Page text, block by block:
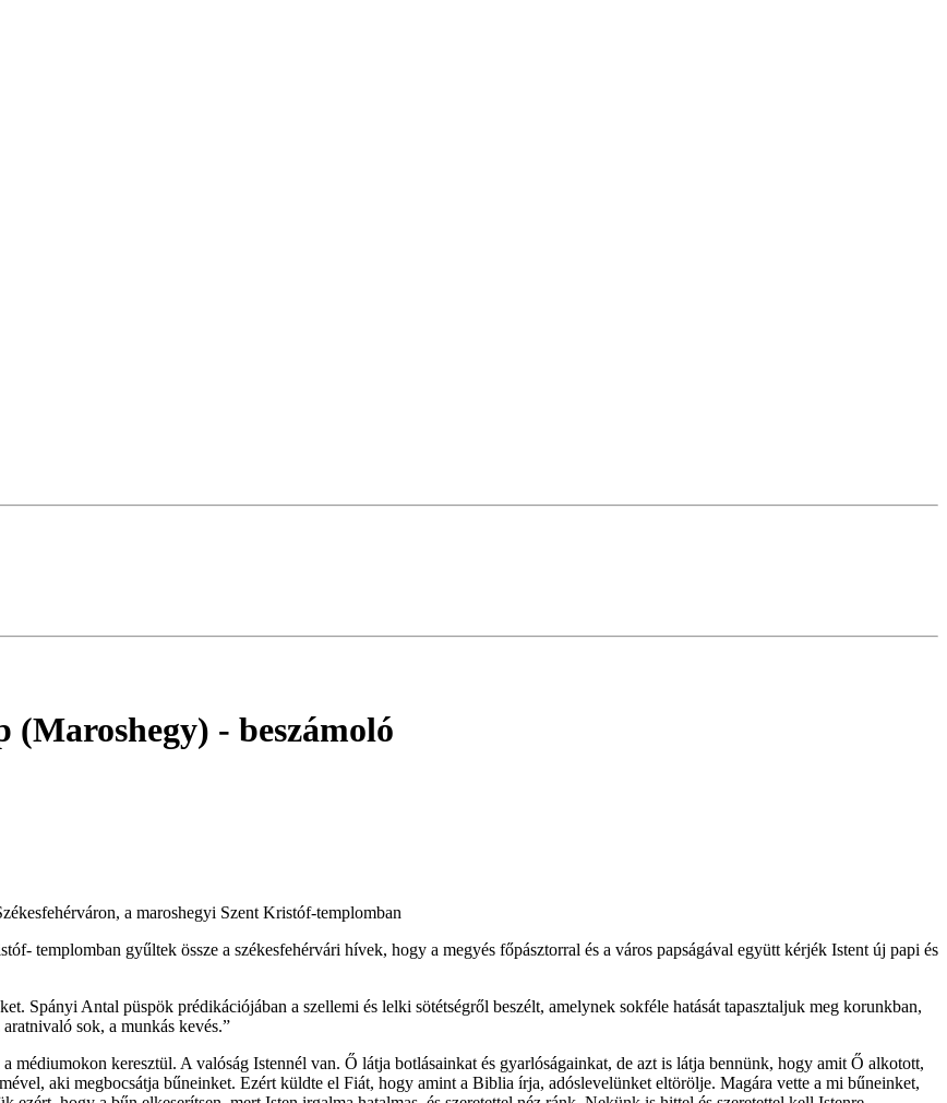
(Maroshegy) - beszámoló
a maroshegyi Szent Kristóf-templomban
templomban gyűltek össze a székesfehérvári hívek, hogy a megyés főpásztorral és a város papságával együtt kérjék Istent új papi és
Spányi Antal püspök prédikációjában a szellemi és lelki sötétségről beszélt, amelynek sokféle hatását tapasztaljuk meg korunkban,
sok, a munkás kevés.”
keresztül. A valóság Istennél van. Ő látja botlásainkat és gyarlóságainkat, de azt is látja bennünk, hogy amit Ő alkotott,
aki megbocsátja bűneinket. Ezért küldte el Fiát, hogy amint a Biblia írja, adóslevelünket eltörölje. Magára vette a mi bűneinket,